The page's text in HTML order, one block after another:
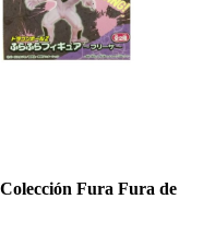
Fura Fura de